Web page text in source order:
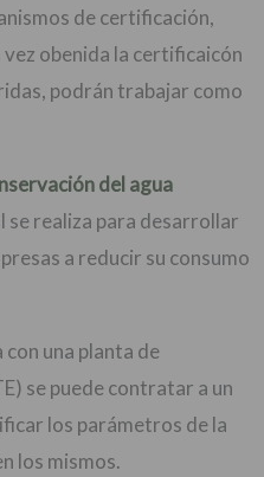
de certificación,
obenida la certificaicón
podrán trabajar como
del agua
realiza para desarrollar
a reducir su consumo
con una planta de
se puede contratar a un
los parámetros de la
los mismos.